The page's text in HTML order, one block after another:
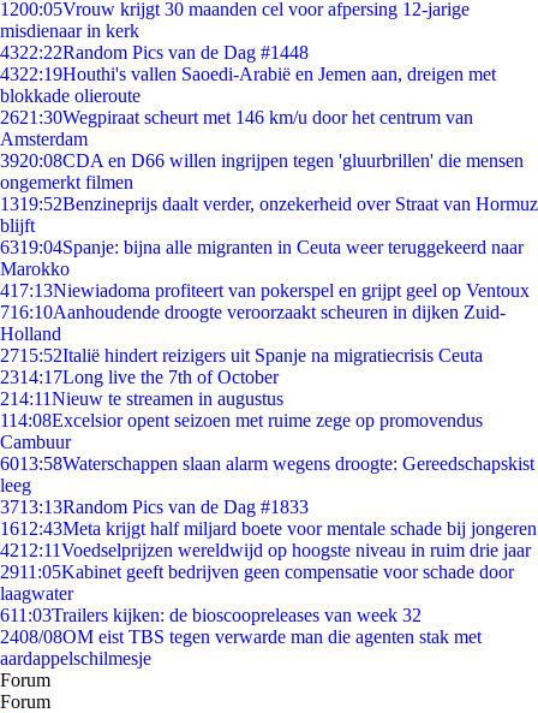
1200:05Vrouw krijgt 30 maanden cel voor afpersing 12-jarige
misdienaar in kerk
4322:22Random Pics van de Dag #1448
4322:19Houthi's vallen Saoedi-Arabië en Jemen aan, dreigen met
blokkade olieroute
2621:30Wegpiraat scheurt met 146 km/u door het centrum van
Amsterdam
3920:08CDA en D66 willen ingrijpen tegen 'gluurbrillen' die mensen
ongemerkt filmen
1319:52Benzineprijs daalt verder, onzekerheid over Straat van Hormuz
blijft
6319:04Spanje: bijna alle migranten in Ceuta weer teruggekeerd naar
Marokko
417:13Niewiadoma profiteert van pokerspel en grijpt geel op Ventoux
716:10Aanhoudende droogte veroorzaakt scheuren in dijken Zuid-
Holland
2715:52Italië hindert reizigers uit Spanje na migratiecrisis Ceuta
2314:17Long live the 7th of October
214:11Nieuw te streamen in augustus
114:08Excelsior opent seizoen met ruime zege op promovendus
Cambuur
6013:58Waterschappen slaan alarm wegens droogte: Gereedschapskist
leeg
3713:13Random Pics van de Dag #1833
1612:43Meta krijgt half miljard boete voor mentale schade bij jongeren
4212:11Voedselprijzen wereldwijd op hoogste niveau in ruim drie jaar
2911:05Kabinet geeft bedrijven geen compensatie voor schade door
laagwater
611:03Trailers kijken: de bioscoopreleases van week 32
2408/08OM eist TBS tegen verwarde man die agenten stak met
aardappelschilmesje
Forum
Forum